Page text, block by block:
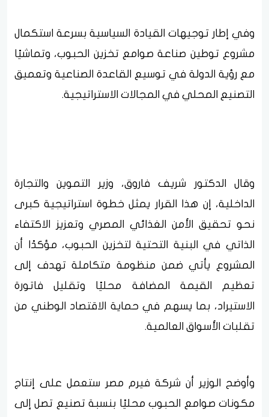
وفي إطار توجيهات القيادة السياسية بسرعة استكمال
مشروع توطين صناعة صوامع تخزين الحبوب، وتماشيًا
مع رؤية الدولة في توسيع القاعدة الصناعية وتعميق
التصنيع المحلي في المجالات الاستراتيجية.
وقال الدكتور شريف فاروق، وزير التموين والتجارة
الداخلية، إن هذا القرار يمثل خطوة استراتيجية كبرى
نحو تحقيق الأمن الغذائي المصري وتعزيز الاكتفاء
الذاتي في البنية التحتية لتخزين الحبوب، مؤكدًا أن
المشروع يأتي ضمن منظومة متكاملة تهدف إلى
تعظيم القيمة المضافة محليًا وتقليل فاتورة
الاستيراد، بما يسهم في حماية الاقتصاد الوطني من
تقلبات الأسواق العالمية.
وأوضح الوزير أن شركة فيرم مصر ستعمل على إنتاج
مكونات صوامع الحبوب محليًا بنسبة تصنيع تصل إلى